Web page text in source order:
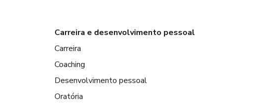
Carreira e desenvolvimento pessoal
Carreira
Coaching
Desenvolvimento pessoal
Oratória